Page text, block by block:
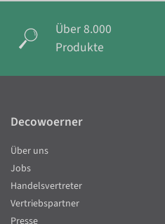
Über 8.000
Produkte
Decowoerner
Über uns
Jobs
Handelsvertreter
Vertriebspartner